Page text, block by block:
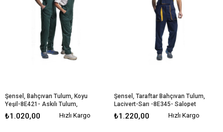
Şensel, Bahçıvan Tulum, Koyu
Yeşil-8E421- Askılı Tulum,
Üniforma
₺1.020,00 Hızlı Kargo
Şensel, Taraftar Bahçıvan Tulum,
Lacivert-Sarı -8E345- Salopet
₺1.220,00 Hızlı Kargo